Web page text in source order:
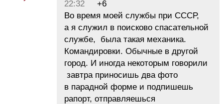
22:32
+6
Во время моей службы при СССР,
а я служил в поисково спасательной
службе, была такая механика.
Командировки. Обычные в другой
город. И иногда некоторым говорили
завтра приносишь два фото
в парадной форме и подпишешь
рапорт, отправляешься